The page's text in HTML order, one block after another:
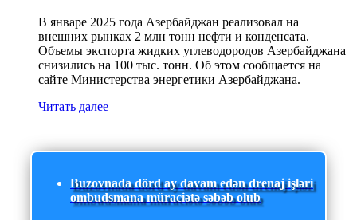
В январе 2025 года Азербайджан реализовал на
внешних рынках 2 млн тонн нефти и конденсата.
Объемы экспорта жидких углеводородов Азербайджана
снизились на 100 тыс. тонн. Об этом сообщается на
сайте Министерства энергетики Азербайджана.
Читать далее
Buzovnada dörd ay davam edən drenaj işləri
ombudsmana müraciətə səbəb olub